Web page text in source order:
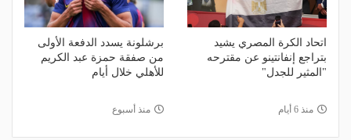
اتحاد الكرة المصري يشيد
بتراجع إنفانتينو عن مقترحه
"المثير للجدل"
منذ 6 أيام
برشلونة يسدد الدفعة الأولى
من صفقة حمزة عبد الكريم
للأهلي خلال أيام
منذ أسبوع